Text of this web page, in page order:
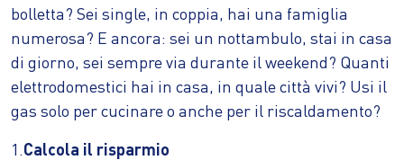
bolletta? Sei single, in coppia, hai una famiglia
numerosa? E ancora: sei un nottambulo, stai in casa
di giorno, sei sempre via durante il weekend? Quanti
elettrodomestici hai in casa, in quale città vivi? Usi il
gas solo per cucinare o anche per il riscaldamento?
1.Calcola il risparmio